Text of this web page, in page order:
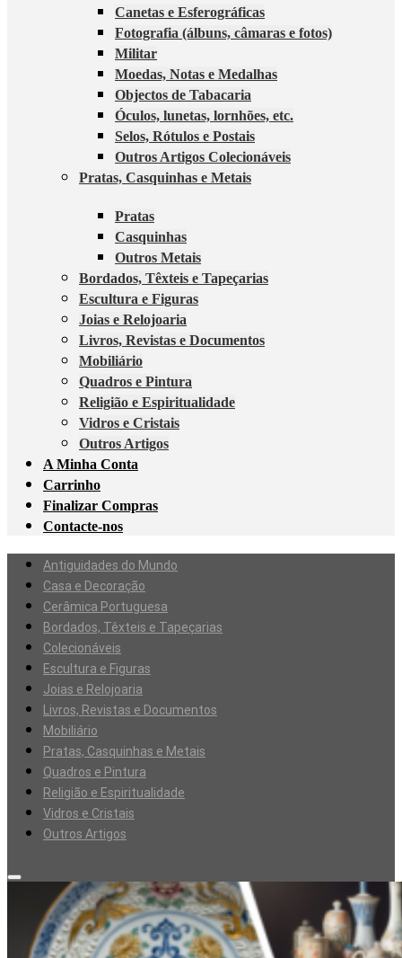
Canetas e Esferográficas
Fotografia (álbuns, câmaras e fotos)
Militar
Moedas, Notas e Medalhas
Objectos de Tabacaria
Óculos, lunetas, lornhões, etc.
Selos, Rótulos e Postais
Outros Artigos Colecionáveis
Pratas, Casquinhas e Metais
Pratas
Casquinhas
Outros Metais
Bordados, Têxteis e Tapeçarias
Escultura e Figuras
Joias e Relojoaria
Livros, Revistas e Documentos
Mobiliário
Quadros e Pintura
Religião e Espiritualidade
Vidros e Cristais
Outros Artigos
A Minha Conta
Carrinho
Finalizar Compras
Contacte-nos
Antiguidades do Mundo
Casa e Decoração
Cerâmica Portuguesa
Bordados, Têxteis e Tapeçarias
Colecionáveis
Escultura e Figuras
Joias e Relojoaria
Livros, Revistas e Documentos
Mobiliário
Pratas, Casquinhas e Metais
Quadros e Pintura
Religião e Espiritualidade
Vidros e Cristais
Outros Artigos